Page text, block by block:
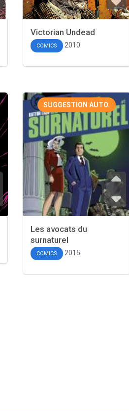
Victorian Undead
COMICS 2010
SUGGESTION AUTO.
Les avocats du
surnaturel
COMICS 2015